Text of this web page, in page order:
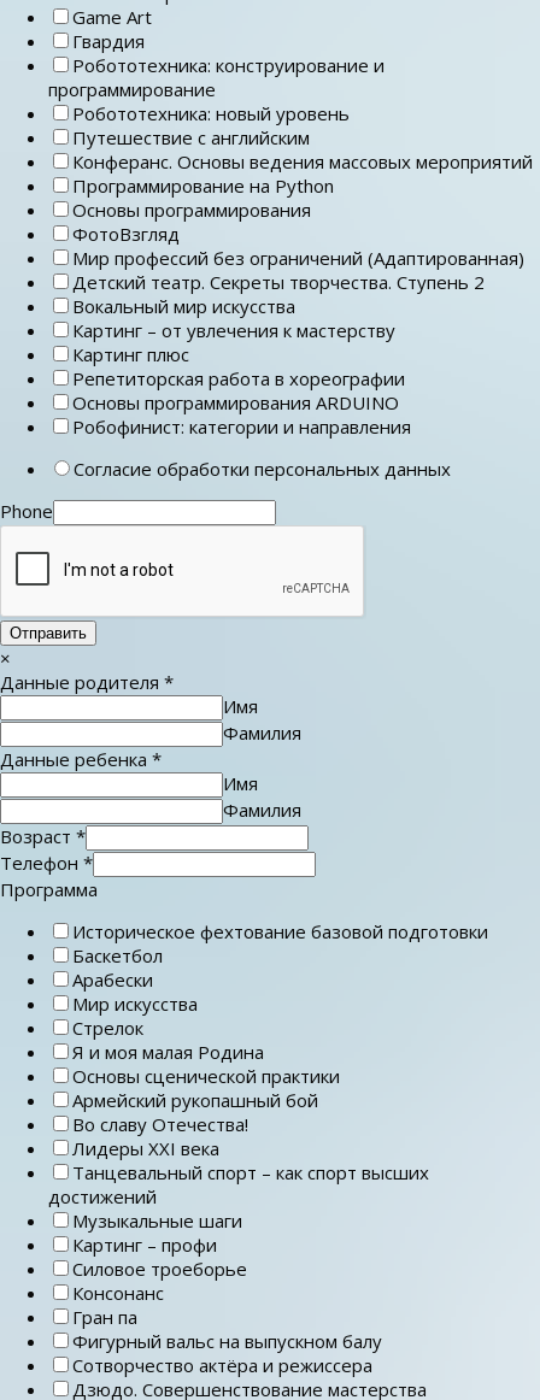
Game Art
Гвардия
Робототехника: конструирование и
программирование
Робототехника: новый уровень
Путешествие с английским
Конферанс. Основы ведения массовых мероприятий
Программирование на Python
Основы программирования
ФотоВзгляд
Мир профессий без ограничений (Адаптированная)
Детский театр. Секреты творчества. Ступень 2
Вокальный мир искусства
Картинг – от увлечения к мастерству
Картинг плюс
Репетиторская работа в хореографии
Основы программирования ARDUINO
Робофинист: категории и направления
Согласие обработки персональных данных
Phone
Отправить
×
Данные родителя *
Имя
Фамилия
Данные ребенка *
Имя
Фамилия
Возраст *
Телефон *
Программа
Историческое фехтование базовой подготовки
Баскетбол
Арабески
Мир искусства
Стрелок
Я и моя малая Родина
Основы сценической практики
Армейский рукопашный бой
Во славу Отечества!
Лидеры ХХI века
Танцевальный спорт – как спорт высших
достижений
Музыкальные шаги
Картинг – профи
Силовое троеборье
Консонанс
Гран па
Фигурный вальс на выпускном балу
Сотворчество актёра и режиссера
Дзюдо. Совершенствование мастерства